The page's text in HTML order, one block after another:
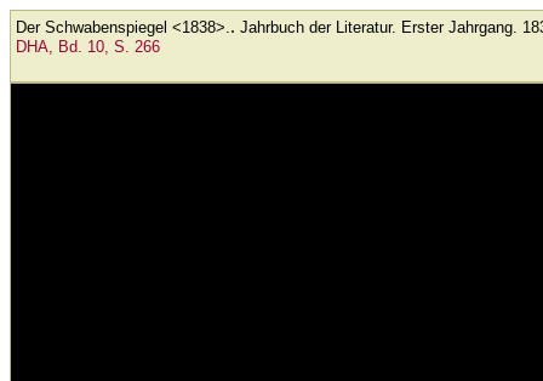
Der Schwabenspiegel <1838>.. Jahrbuch der Literatur. Erster Jahrgang.
DHA, Bd. 10, S. 266